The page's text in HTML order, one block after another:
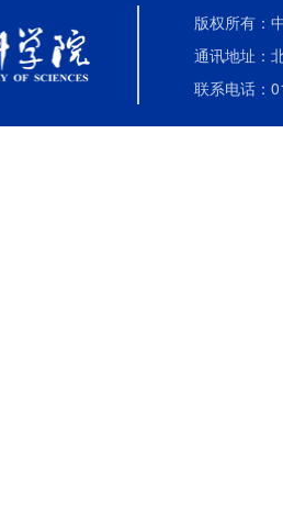
版权所有：
通讯地址：
联系电话：